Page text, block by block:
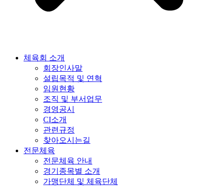
체육회 소개
회장인사말
설립목적 및 연혁
임원현황
조직 및 부서업무
경영공시
CI소개
관련규정
찾아오시는길
전문체육
전문체육 안내
경기종목별 소개
가맹단체 및 체육단체